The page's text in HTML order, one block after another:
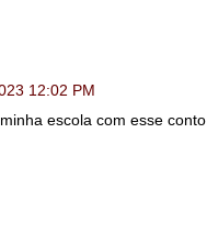
12:02 PM
escola com esse conto